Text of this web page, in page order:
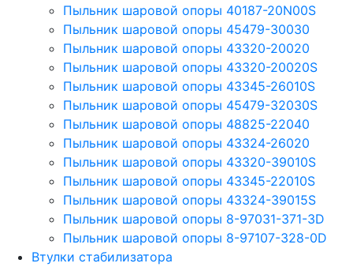
Пыльник шаровой опоры 40187-20N00S
Пыльник шаровой опоры 45479-30030
Пыльник шаровой опоры 43320-20020
Пыльник шаровой опоры 43320-20020S
Пыльник шаровой опоры 43345-26010S
Пыльник шаровой опоры 45479-32030S
Пыльник шаровой опоры 48825-22040
Пыльник шаровой опоры 43324-26020
Пыльник шаровой опоры 43320-39010S
Пыльник шаровой опоры 43345-22010S
Пыльник шаровой опоры 43324-39015S
Пыльник шаровой опоры 8-97031-371-3D
Пыльник шаровой опоры 8-97107-328-0D
Втулки стабилизатора